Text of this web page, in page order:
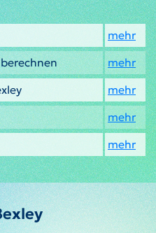
mehr
mehr
mehr
mehr
mehr